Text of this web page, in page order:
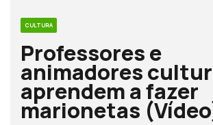
CULTURA
Professores e
animadores
aprendem a fazer
marionetas